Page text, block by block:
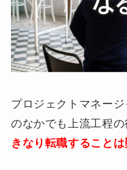
プロジェクトマネー
のなかでも上流工程の
きなり転職すること